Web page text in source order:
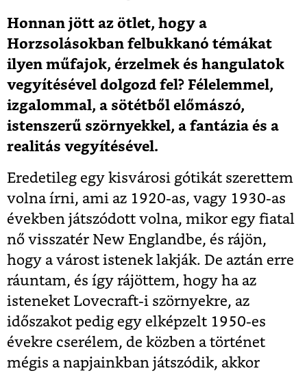
Honnan jött az ötlet, hogy a
Horzsolásokban felbukkanó témákat
ilyen műfajok, érzelmek és hangulatok
vegyítésével dolgozd fel? Félelemmel,
izgalommal, a sötétből előmászó,
istenszerű szörnyekkel, a fantázia és a
realitás vegyítésével.
Eredetileg egy kisvárosi gótikát szerettem
volna írni, ami az 1920-as, vagy 1930-as
években játszódott volna, mikor egy fiatal
nő visszatér New Englandbe, és rájön,
hogy a várost istenek lakják. De aztán erre
ráuntam, és így rájöttem, hogy ha az
isteneket Lovecraft-i szörnyekre, az
időszakot pedig egy elképzelt 1950-es
évekre cserélem, de közben a történet
mégis a napjainkban játszódik, akkor